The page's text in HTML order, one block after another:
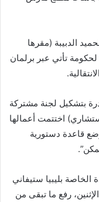
الدبيبة (مقرها
تأتي عبر برلمان
بتشكيل لجنة مشتركة
اختتمت أعمالها
قاعدة دستورية
الخاصة بليبيا ستيفاني
رفع ما تبقى من